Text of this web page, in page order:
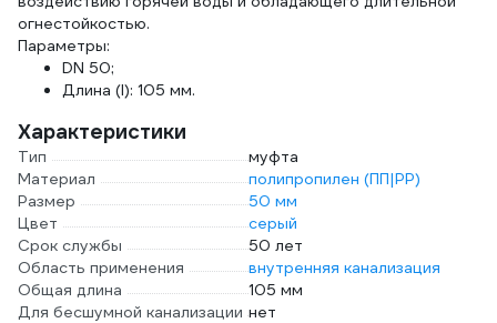
огнестойкостью.
Параметры:
DN 50;
Длина (l): 105 мм.
Характеристики
Тип
муфта
Материал
полипропилен (ПП|PP)
Размер
50 мм
Цвет
серый
Срок службы
50 лет
Область применения
внутренняя канализация
Общая длина
105 мм
Для бесшумной канализации нет